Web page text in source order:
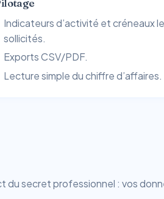
Indicateurs d’activité et créneaux
sollicités.
Exports CSV/PDF.
Lecture simple du chiffre d’affaires.
du secret professionnel : vos